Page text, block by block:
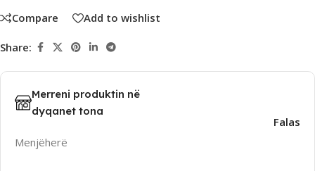
Compare Add to wishlist
Share:
Merreni produktin në
dyqanet tona
Menjëherë
Falas